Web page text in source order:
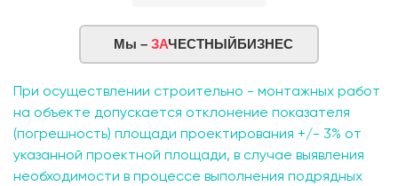
Мы – ЗАЧЕСТНЫЙБИЗНЕС
При осуществлении строительно - монтажных работ
на объекте допускается отклонение показателя
(погрешность) площади проектирования +/- 3% от
указанной проектной площади, в случае выявления
необходимости в процессе выполнения подрядных